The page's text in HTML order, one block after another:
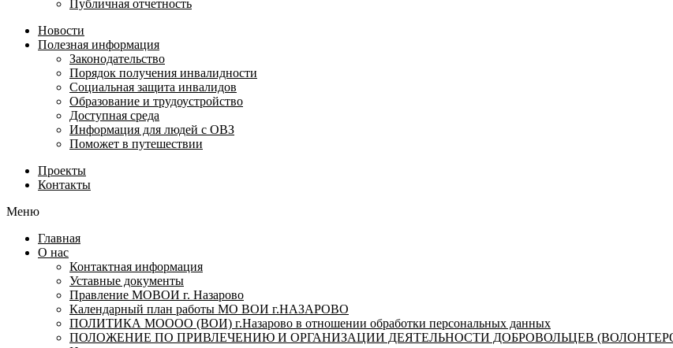
Публичная отчетность
Новости
Полезная информация
Законодательство
Порядок получения инвалидности
Социальная защита инвалидов
Образование и трудоустройство
Доступная среда
Информация для людей с ОВЗ
Поможет в путешествии
Проекты
Контакты
Меню
Главная
О нас
Контактная информация
Уставные документы
Правление МОВОИ г. Назарово
Календарный план работы МО ВОИ г.НАЗАРОВО
ПОЛИТИКА МОООО (ВОИ) г.Назарово в отношении обработки персональных данных
ПОЛОЖЕНИЕ ПО ПРИВЛЕЧЕНИЮ И ОРГАНИЗАЦИИ ДЕЯТЕЛЬНОСТИ ДОБРОВОЛЬЦЕВ